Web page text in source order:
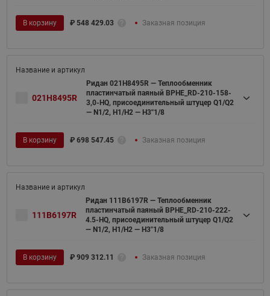
В корзину ₽ 548 429.03 Заказная позиция
021H8495R
Ридан 021H8495R — Теплообменник
пластинчатый паяный BPHE_RD-210-158-
3,0-HQ, присоединительный штуцер Q1/Q2
— N1/2, H1/H2 — H3''1/8
В корзину ₽ 698 547.45 Заказная позиция
111B6197R
Ридан 111B6197R — Теплообменник
пластинчатый паяный BPHE_RD-210-222-
4.5-HQ, присоединительный штуцер Q1/Q2
— N1/2, H1/H2 — H3"1/8
В корзину ₽ 909 312.11 Заказная позиция